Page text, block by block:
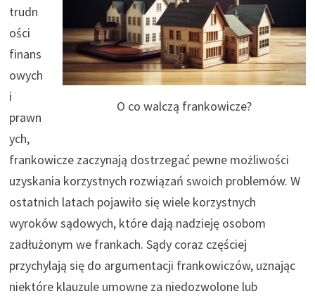
O co walczą frankowicze?
trudn
ości
finans
owych
i
prawn
ych,
frankowicze zaczynają dostrzegać pewne możliwości
uzyskania korzystnych rozwiązań swoich problemów. W
ostatnich latach pojawiło się wiele korzystnych
wyroków sądowych, które dają nadzieję osobom
zadłużonym we frankach. Sądy coraz częściej
przychylają się do argumentacji frankowiczów, uznając
niektóre klauzule umowne za niedozwolone lub